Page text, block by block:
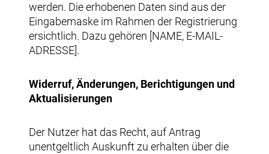
werden. Die erhobenen Daten sind aus der
Eingabemaske im Rahmen der Registrierung
ersichtlich. Dazu gehören [NAME, E-MAIL-
ADRESSE].
Widerruf, Änderungen, Berichtigungen und
Aktualisierungen
Der Nutzer hat das Recht, auf Antrag
unentgeltlich Auskunft zu erhalten über die